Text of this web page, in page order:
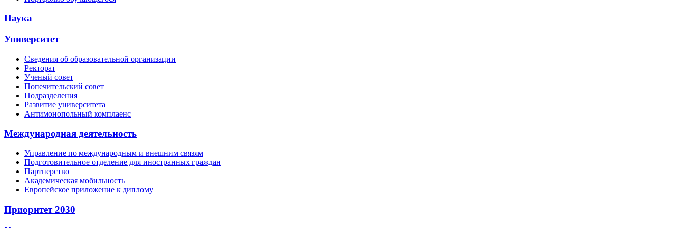
Наука
Университет
Сведения об образовательной организации
Ректорат
Ученый совет
Попечительский совет
Подразделения
Развитие университета
Антимонопольный комплаенс
Международная деятельность
Управление по международным и внешним связям
Подготовительное отделение для иностранных граждан
Партнерство
Академическая мобильность
Европейское приложение к диплому
Приоритет 2030